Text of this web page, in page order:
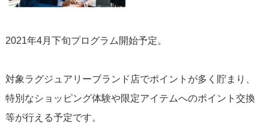
2021年4月下旬プログラム開始予定。
対象ラグジュアリーブランド店でポイントが多く貯まり、
特別なショッピング体験や限定アイテムへのポイント交換
等が行える予定です。